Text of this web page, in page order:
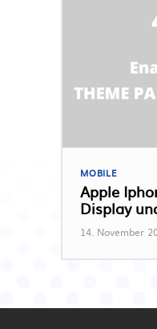
MOBILE
Apple
Display
14. November